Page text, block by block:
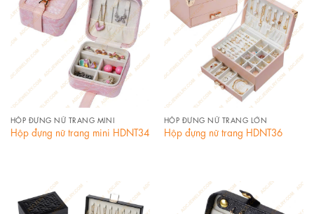
HỘP ĐỰNG NỮ TRANG MINI
Hộp đựng nữ trang mini HDNT34
HỘP ĐỰNG NỮ TRANG LỚN
Hộp đựng nữ trang HDNT36